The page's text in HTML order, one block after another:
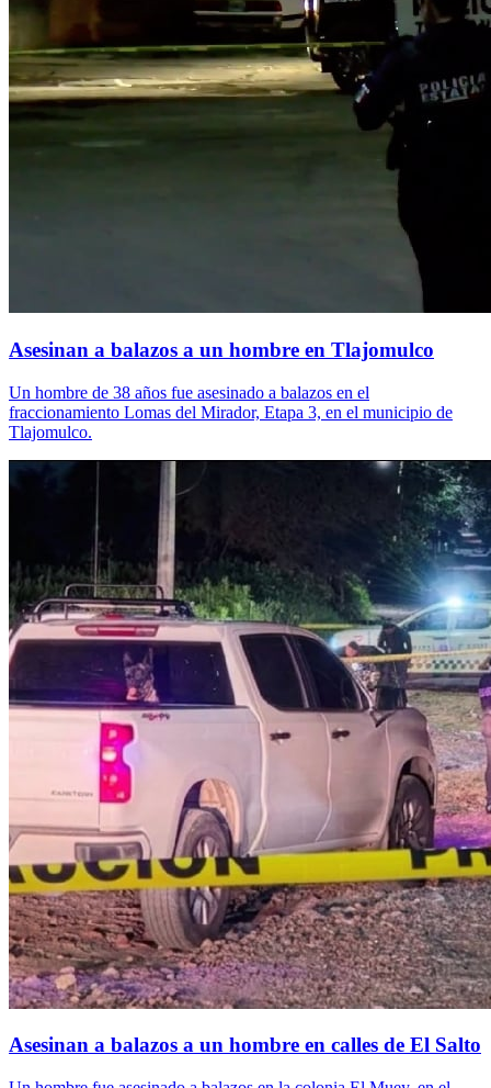
Asesinan a balazos a un hombre en Tlajomulco
Un hombre de 38 años fue asesinado a balazos en el
fraccionamiento Lomas del Mirador, Etapa 3, en el municipio de
Tlajomulco.
Asesinan a balazos a un hombre en calles de El Salto